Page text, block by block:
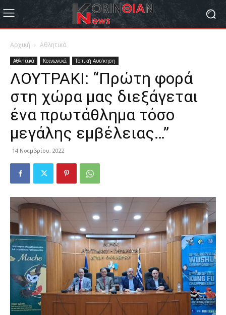
Αρχική Αθλητικά
Αθλητικά Κοινωνικά Τοπική Αυτ/κηση
ΛΟΥΤΡΑΚΙ: “Πρώτη φορά
στη χώρα μας διεξάγεται
ένα πρωτάθλημα τόσο
μεγάλης εμβέλειας…”
14 Νοεμβρίου, 2022